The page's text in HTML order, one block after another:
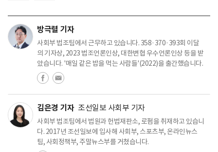
방극렬 기자
사회부 법조팀에서 근무하고 있습니다. 358·370·393회 이달
의 기자상, 2023 법조언론인상, 대한변협 우수언론인상 등을 받
았습니다. '매일 같은 밥을 먹는 사람들'(2022)을 출간했습니다.
김은경 기자 조선일보 사회부 기자
사회부 법조팀에서 법원과 헌법재판소, 로펌을 취재하고 있습니
다. 2017년 조선일보에 입사해 사회부, 스포츠부, 온라인뉴스
팀, 사회정책부, 주말뉴스부를 거쳤습니다.